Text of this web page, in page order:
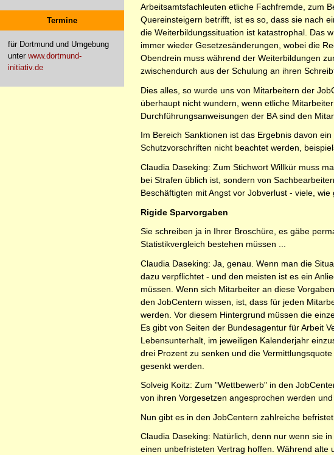
Termine
für Dortmund und Umgebung
unter www.dortmund-
initiativ.de
Arbeitsamtsfachleuten etliche Fachfremde, zum
Quereinsteigern betrifft, ist es so, dass sie nach
die Weiterbildungssituation ist katastrophal. Das
immer wieder Gesetzesänderungen, wobei die
Obendrein muss während der Weiterbildungen
zwischendurch aus der Schulung an ihren
Dies alles, so wurde uns von Mitarbeitern der
überhaupt nicht wundern, wenn etliche
Durchführungsanweisungen der BA sind den
Im Bereich Sanktionen ist das Ergebnis davon
Schutzvorschriften nicht beachtet werden,
Claudia Daseking: Zum Stichwort Willkür muss
bei Strafen üblich ist, sondern von
Beschäftigten mit Angst vor Jobverlust - viele,
Rigide Sparvorgaben
Sie schreiben ja in Ihrer Broschüre, es gäbe
Statistikvergleich bestehen müssen ...
Claudia Daseking: Ja, genau. Wenn man die
dazu verpflichtet - und den meisten ist es ein
müssen. Wenn sich Mitarbeiter an diese
den JobCentern wissen, ist, dass für jeden
werden. Vor diesem Hintergrund müssen die
Es gibt von Seiten der Bundesagentur für Arbeit
Lebensunterhalt, im jeweiligen Kalenderjahr
drei Prozent zu senken und die
gesenkt werden.
Solveig Koitz: Zum "Wettbewerb" in den
von ihren Vorgesetzen angesprochen werden
Nun gibt es in den JobCentern zahlreiche
Claudia Daseking: Natürlich, denn nur wenn sie
einen unbefristeten Vertrag hoffen. Während